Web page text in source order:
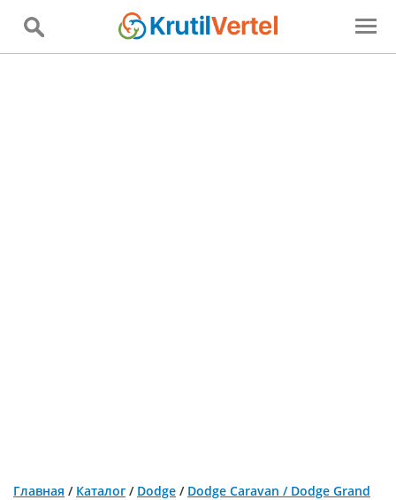
Главная / Каталог / Dodge / Dodge Caravan / Dodge Grand